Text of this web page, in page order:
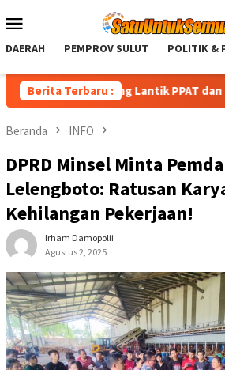
ke
Mobile
DAERAH PEMPROV SULUT POLITIK &
Berita Terbaru :
Bitung Lantik PPAT dan PPATS Baru
Beranda INFO
DPRD Minsel Minta
Lelengboto: Ratusan
Kehilangan Pekerjaan!
Irham Damopolii
Agustus 2, 2025